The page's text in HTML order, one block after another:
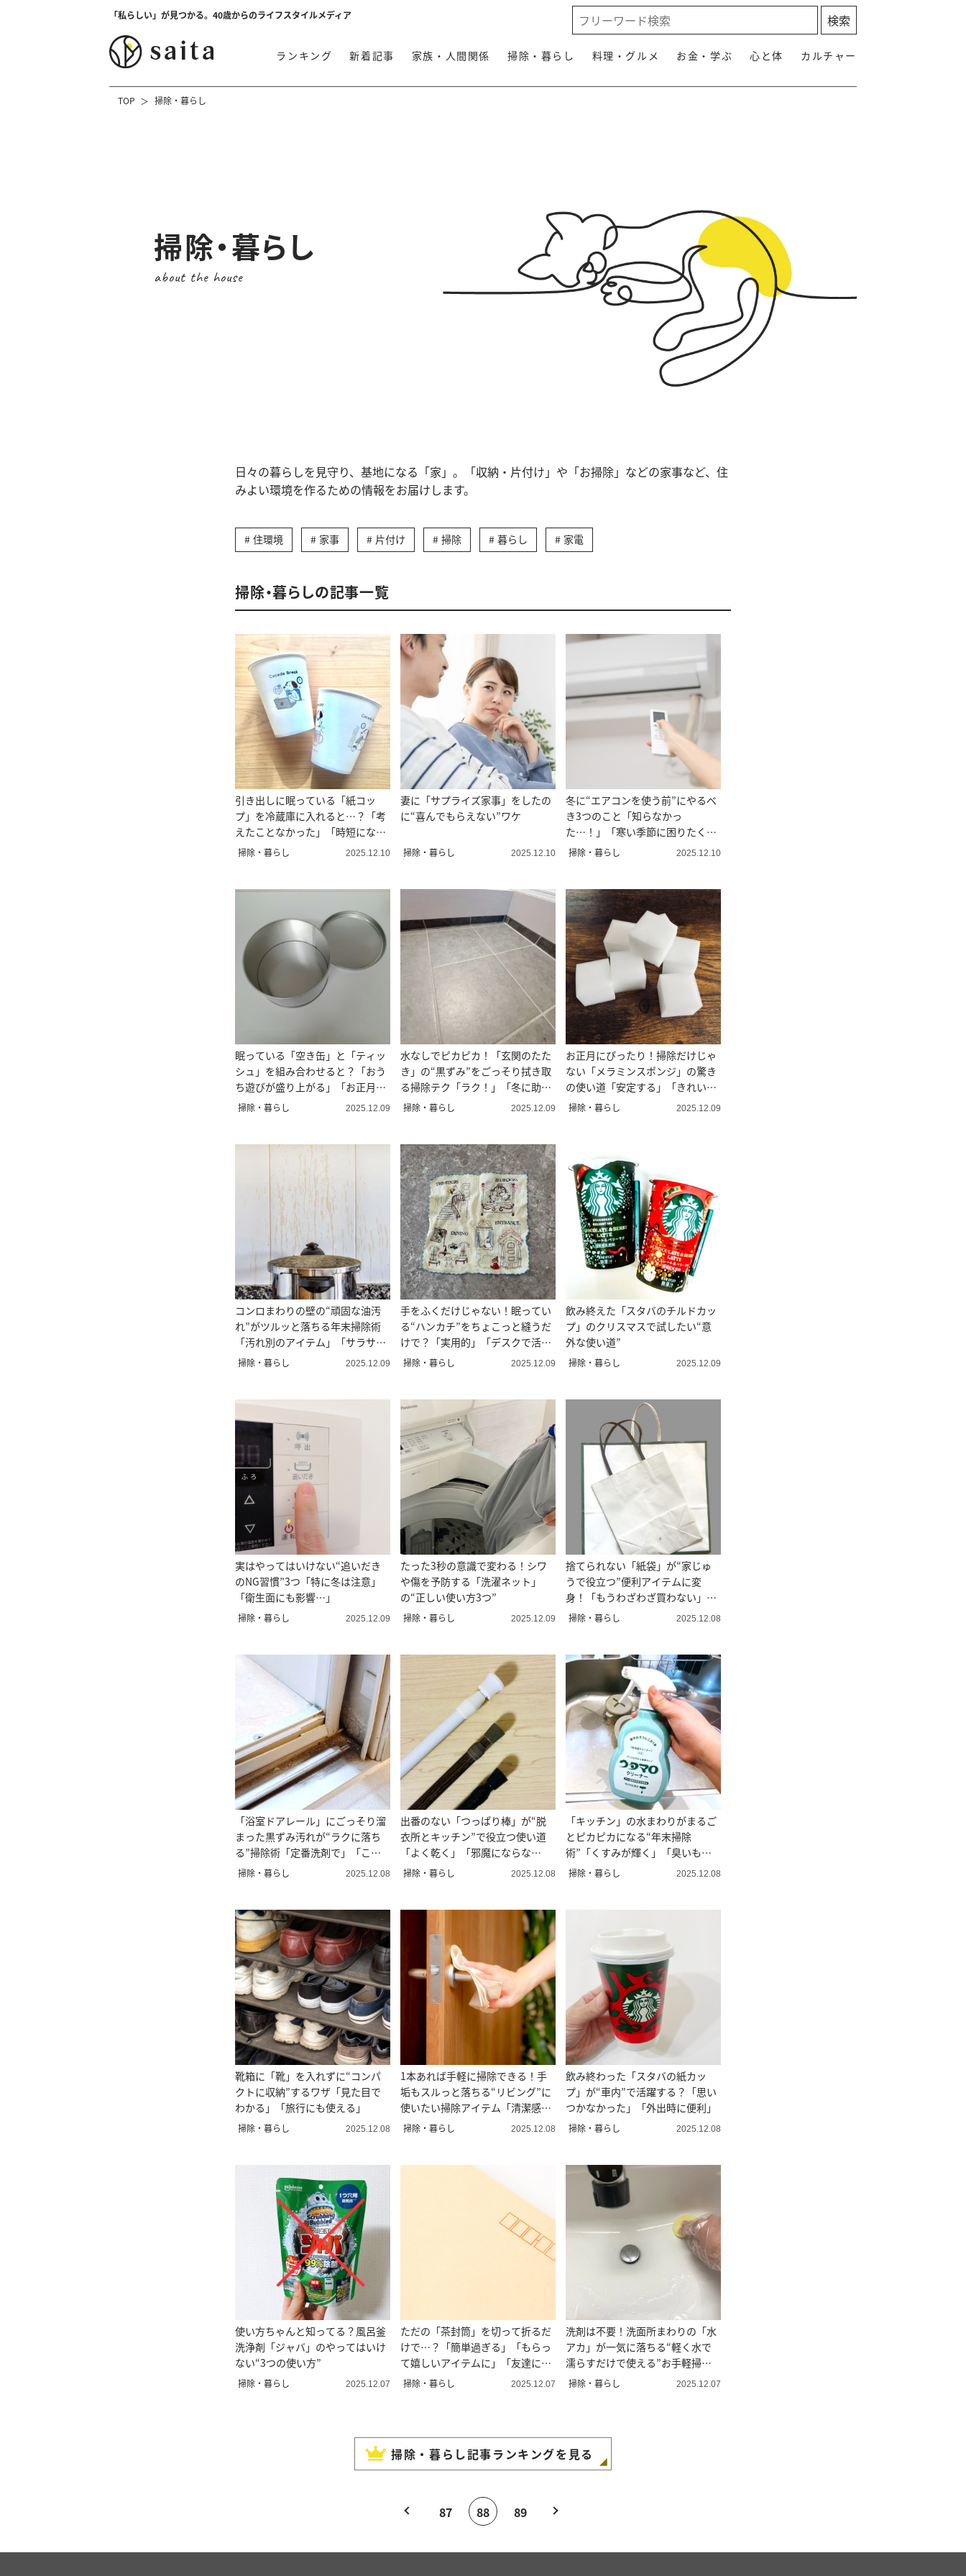
「私らしい」が見つかる。40歳からのライフスタイルメディア
ランキング 新着記事 家族・人間関係 掃除・暮らし 料理・グルメ お金・学ぶ 心と体 カルチャー
TOP 掃除・暮らし
掃除・暮らし
about the house
日々の暮らしを見守り、基地になる「家」。「収納・片付け」や「お掃除」などの家事など、住
みよい環境を作るための情報をお届けします。
住環境 家事 片付け 掃除 暮らし 家電
掃除・暮らしの記事一覧
引き出しに眠っている「紙コッ
プ」を冷蔵庫に入れると…？「考
えたことなかった」「時短にな
る」
掃除・暮らし 2025.12.10
妻に「サプライズ家事」をしたの
に“喜んでもらえない”ワケ
掃除・暮らし 2025.12.10
冬に“エアコンを使う前”にやるべ
き3つのこと「知らなかっ
た…！」「寒い季節に困りたくな
い」
掃除・暮らし 2025.12.10
眠っている「空き缶」と「ティッ
シュ」を組み合わせると？「おう
ち遊びが盛り上がる」「お正月に
ピッタリ」
掃除・暮らし 2025.12.09
水なしでピカピカ！「玄関のたた
き」の“黒ずみ”をごっそり拭き取
る掃除テク「ラク！」「冬に助か
る」
掃除・暮らし 2025.12.09
お正月にぴったり！掃除だけじゃ
ない「メラミンスポンジ」の驚き
の使い道「安定する」「きれいに
まとまる」
掃除・暮らし 2025.12.09
コンロまわりの壁の“頑固な油汚
れ”がツルッと落ちる年末掃除術
「汚れ別のアイテム」「サラサ
ラ」
掃除・暮らし 2025.12.09
手をふくだけじゃない！眠ってい
る“ハンカチ”をちょこっと縫うだ
けで？「実用的」「デスクで活
躍」
掃除・暮らし 2025.12.09
飲み終えた「スタバのチルドカッ
プ」のクリスマスで試したい“意
外な使い道”
掃除・暮らし 2025.12.09
実はやってはいけない“追いだき
のNG習慣”3つ「特に冬は注意」
「衛生面にも影響…」
掃除・暮らし 2025.12.09
たった3秒の意識で変わる！シワ
や傷を予防する「洗濯ネット」
の“正しい使い方3つ”
掃除・暮らし 2025.12.09
捨てられない「紙袋」が“家じゅ
うで役立つ”便利アイテムに変
身！「もうわざわざ買わない」
「使える！」
掃除・暮らし 2025.12.08
「浴室ドアレール」にごっそり溜
まった黒ずみ汚れが“ラクに落ち
る”掃除術「定番洗剤で」「こす
るだけ」
掃除・暮らし 2025.12.08
出番のない「つっぱり棒」が“脱
衣所とキッチン”で役立つ使い道
「よく乾く」「邪魔にならな
い！」
掃除・暮らし 2025.12.08
「キッチン」の水まわりがまるご
とピカピカになる“年末掃除
術”「くすみが輝く」「臭いもす
っきり」
掃除・暮らし 2025.12.08
靴箱に「靴」を入れずに“コンパ
クトに収納”するワザ「見た目で
わかる」「旅行にも使える」
掃除・暮らし 2025.12.08
1本あれば手軽に掃除できる！手
垢もスルっと落ちる“リビング”に
使いたい掃除アイテム「清潔感続
く」
掃除・暮らし 2025.12.08
飲み終わった「スタバの紙カッ
プ」が“車内”で活躍する？「思い
つかなかった」「外出時に便利」
掃除・暮らし 2025.12.08
使い方ちゃんと知ってる？風呂釜
洗浄剤「ジャバ」のやってはいけ
ない“3つの使い方”
掃除・暮らし 2025.12.07
ただの「茶封筒」を切って折るだ
けで…？「簡単過ぎる」「もらっ
て嬉しいアイテムに」「友達に渡
したい」
掃除・暮らし 2025.12.07
洗剤は不要！洗面所まわりの「水
アカ」が一気に落ちる“軽く水で
濡らすだけで使える”お手軽掃除
術
掃除・暮らし 2025.12.07
掃除・暮らし記事ランキングを見る
87 88 89